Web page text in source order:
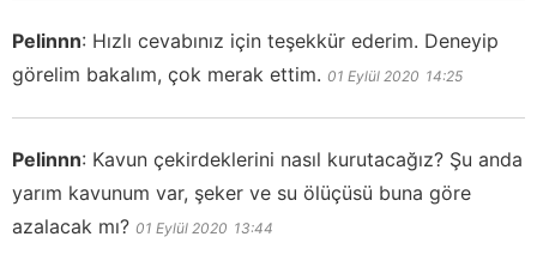
Pelinnn: Hızlı cevabınız için teşekkür ederim. Deneyip
görelim bakalım, çok merak ettim. 01 Eylül 2020 14:25
Pelinnn: Kavun çekirdeklerini nasıl kurutacağız? Şu anda
yarım kavunum var, şeker ve su ölüçüsü buna göre
azalacak mı? 01 Eylül 2020 13:44